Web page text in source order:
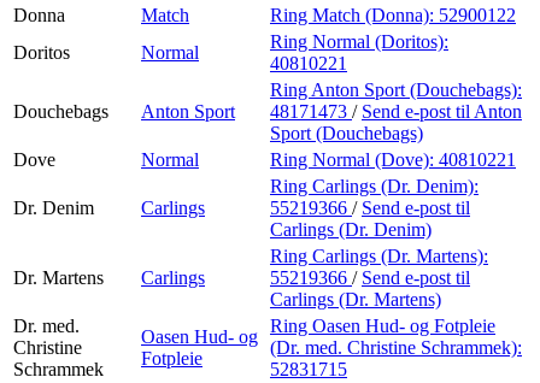
Donna
Match Ring Match (Donna): 52900122
Doritos
Normal
Ring Normal (Doritos):
40810221
Douchebags Anton Sport
Ring Anton Sport (Douchebags):
48171473 / Send e-post til Anton
Sport (Douchebags)
Dove
Normal Ring Normal (Dove): 40810221
Dr. Denim Carlings
Ring Carlings (Dr. Denim):
55219366 / Send e-post til
Carlings (Dr. Denim)
Dr. Martens Carlings
Ring Carlings (Dr. Martens):
55219366 / Send e-post til
Carlings (Dr. Martens)
Dr. med.
Christine
Schrammek
Oasen Hud- og
Fotpleie
Ring Oasen Hud- og Fotpleie
(Dr. med. Christine Schrammek):
52831715